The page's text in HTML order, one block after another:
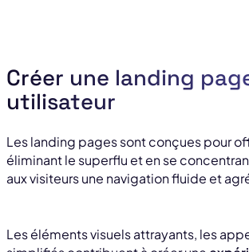
Créer une landing
utilisateur
Les landing pages sont conçues pour
éliminant le superflu et en se
aux visiteurs une navigation fluide et
Les éléments visuels attrayants, les